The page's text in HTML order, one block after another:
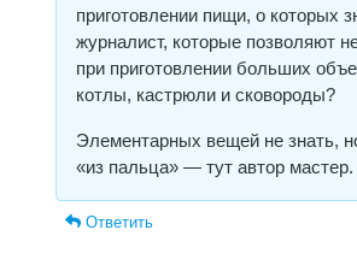
приготовлении пищи, о которых
журналист, которые позволяют
при приготовлении больших
котлы, кастрюли и сковороды?
Элементарных вещей не знать,
«из пальца» — тут автор мастер.
Ответить